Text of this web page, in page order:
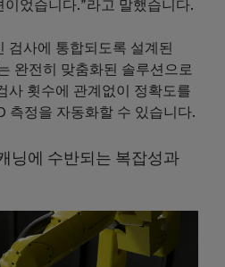
었습니다.”라고 말했습니다.
검사에 통합되도록 설계된
완전히 맞춤화된 솔루션으로
사 횟수에 관계없이 정확도를
측정을 자동화할 수 있습니다.
닝에 수반되는 복잡성과